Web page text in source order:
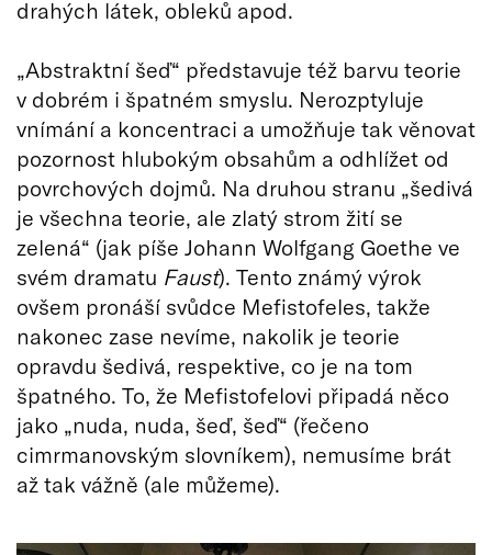
drahých látek, obleků apod.
„Abstraktní šeď“ představuje též barvu teorie
v dobrém i špatném smyslu. Nerozptyluje
vnímání a koncentraci a umožňuje tak věnovat
pozornost hlubokým obsahům a odhlížet od
povrchových dojmů. Na druhou stranu „šedivá
je všechna teorie, ale zlatý strom žití se
zelená“ (jak píše Johann Wolfgang Goethe ve
svém dramatu Faust). Tento známý výrok
ovšem pronáší svůdce Mefistofeles, takže
nakonec zase nevíme, nakolik je teorie
opravdu šedivá, respektive, co je na tom
špatného. To, že Mefistofelovi připadá něco
jako „nuda, nuda, šeď, šeď“ (řečeno
cimrmanovským slovníkem), nemusíme brát
až tak vážně (ale můžeme).